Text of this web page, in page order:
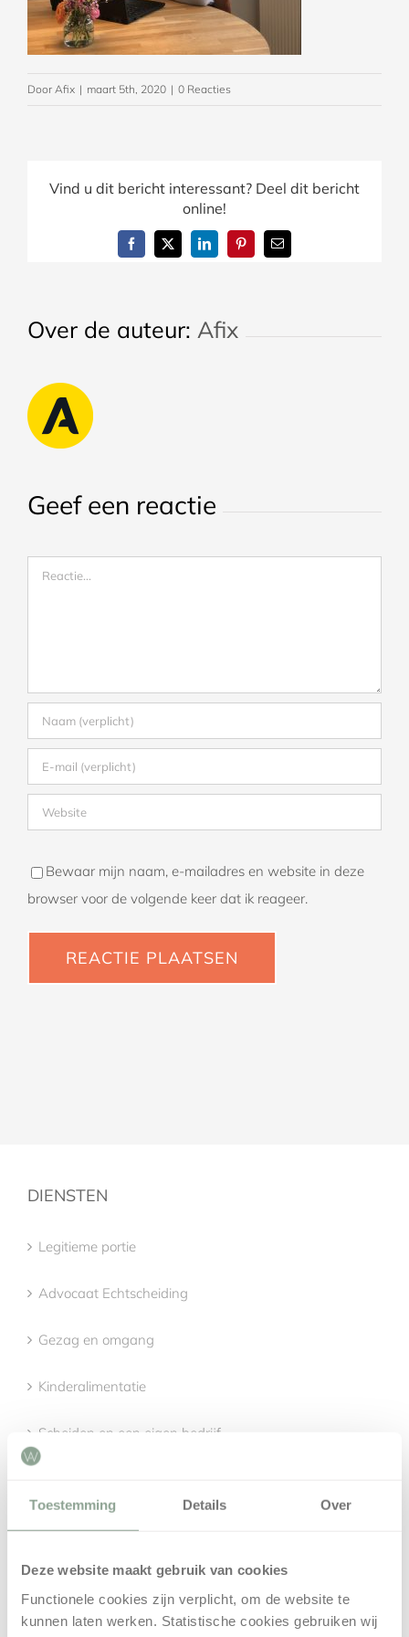
Toestemming Details Over
Deze website maakt gebruik van cookies
Functionele cookies zijn verplicht, om de website te
kunnen laten werken. Statistische cookies gebruiken wij
Door Afix | maart 5th, 2020 | 0 Reacties
Vind u dit bericht interessant? Deel dit bericht
online!
Facebook
X LinkedInPinterest
E-
Over de auteur: Afix
Geef een reactie
Reactie
Bewaar mijn naam, e-mailadres en website in deze
browser voor de volgende keer dat ik reageer.
DIENSTEN
Legitieme portie
Advocaat Echtscheiding
Gezag en omgang
Kinderalimentatie
Scheiden en een eigen bedrijf
LANGEDIJK
Advocaat regio Langedijk
Mediation regio Langedijk